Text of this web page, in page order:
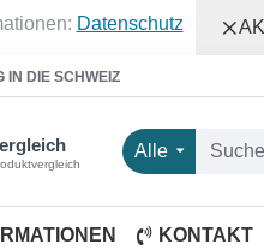
Datenschutz
IN DIE SCHWEIZ
Alle
KONTAKT